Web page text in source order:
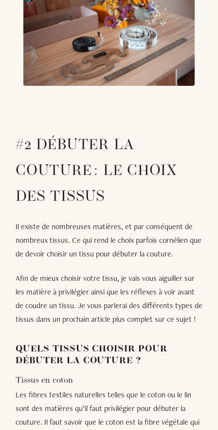
#2 DÉBUTER LA
COUTURE : LE CHOIX
DES TISSUS
Il existe de nombreuses matières, et par conséquent de
nombreux tissus. Ce qui rend le choix parfois cornélien que
de devoir choisir un tissu pour débuter la couture.
Afin de mieux choisir votre tissu, je vais vous aiguiller sur
les matière à privilégier ainsi que les réflexes à voir avant
de coudre un tissu. Je vous parlerai des différents types de
tissus dans un prochain article plus complet sur ce sujet !
QUELS TISSUS CHOISIR POUR
DÉBUTER LA COUTURE ?
Tissus en coton
Les fibres textiles naturelles telles que le coton ou le lin
sont des matières qu’il faut privilégier pour débuter la
couture. Il faut savoir que le coton est la fibre végétale qui